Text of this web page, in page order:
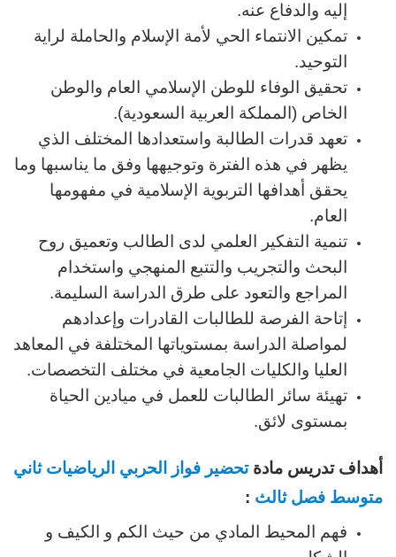
إليه والدفاع عنه.
تمكين الانتماء الحي لأمة الإسلام والحاملة لراية
التوحيد.
تحقيق الوفاء للوطن الإسلامي العام والوطن
الخاص (المملكة العربية السعودية).
تعهد قدرات الطالبة واستعدادها المختلف الذي
يظهر في هذه الفترة وتوجيهها وفق ما يناسبها وما
يحقق أهدافها التربوية الإسلامية في مفهومها
العام.
تنمية التفكير العلمي لدى الطالب وتعميق روح
البحث والتجريب والتتبع المنهجي واستخدام
المراجع والتعود على طرق الدراسة السليمة.
إتاحة الفرصة للطالبات القادرات وإعدادهم
لمواصلة الدراسة بمستوياتها المختلفة في المعاهد
العليا والكليات الجامعية في مختلف التخصصات.
تهيئة سائر الطالبات للعمل في ميادين الحياة
بمستوى لائق.
أهداف تدريس مادةتحضير فواز الحربي الرياضيات ثاني
متوسط فصل ثالث :
فهم المحيط المادي من حيث الكم و الكيف و